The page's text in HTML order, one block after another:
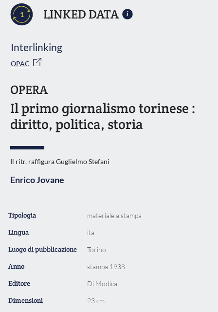
1 LINKED DATA
Interlinking
OPAC
OPERA
Il primo giornalismo torinese :
diritto, politica, storia
Il ritr. raffigura Guglielmo Stefani
Enrico Jovane
Tipologia materiale a stampa
Lingua ita
Luogo di pubblicazione Torino
Anno stampa 1938
Editore Di Modica
Dimensioni 23 cm